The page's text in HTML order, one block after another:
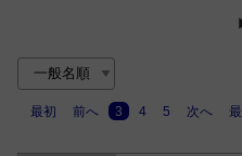
最初 前へ 3 4 5 次へ